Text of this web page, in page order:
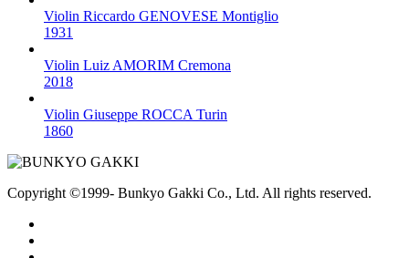
Violin Riccardo GENOVESE Montiglio
1931
Violin Luiz AMORIM Cremona
2018
Violin Giuseppe ROCCA Turin
1860
Copyright©1999- Bunkyo Gakki Co., Ltd. All rights reserved.